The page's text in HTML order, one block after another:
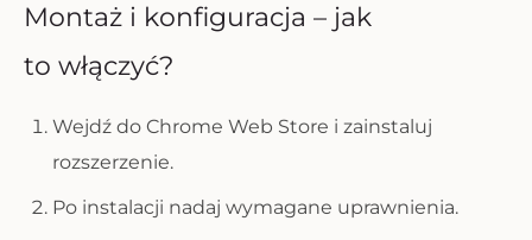
Montaż i konfiguracja – jak
to włączyć?
Wejdź do Chrome Web Store i zainstaluj
rozszerzenie.
Po instalacji nadaj wymagane uprawnienia.